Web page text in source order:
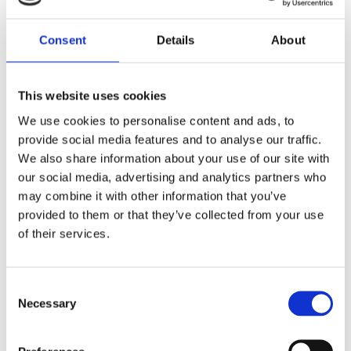
Consent Details About
This website uses cookies
We use cookies to personalise content and ads, to
provide social media features and to analyse our traffic.
We also share information about your use of our site with
our social media, advertising and analytics partners who
may combine it with other information that you’ve
provided to them or that they’ve collected from your use
of their services.
Selection
Necessary
Slutkläm
Artikel 21.2 b är inte ett krav på att aldrig bli angripen. Det är ett
ni upptäcker, isolerar och återställer och att ni lär av det som
inte policyn som räddar er. Det är muskelminnet.
Referenser
European Union. (2022). Directive (EU) 2022/2555 (NIS2).
Official Journal of the European Union, L 333.
Sveriges riksdag. (2025). Cybersäkerhetslag (2025:1506). Svensk
författningssamling.